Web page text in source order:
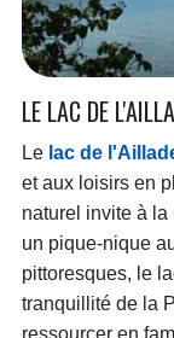
LE LAC DE
Le lac de
et aux loisirs en
naturel invite à
un pique-nique
pittoresques, le
tranquillité de la